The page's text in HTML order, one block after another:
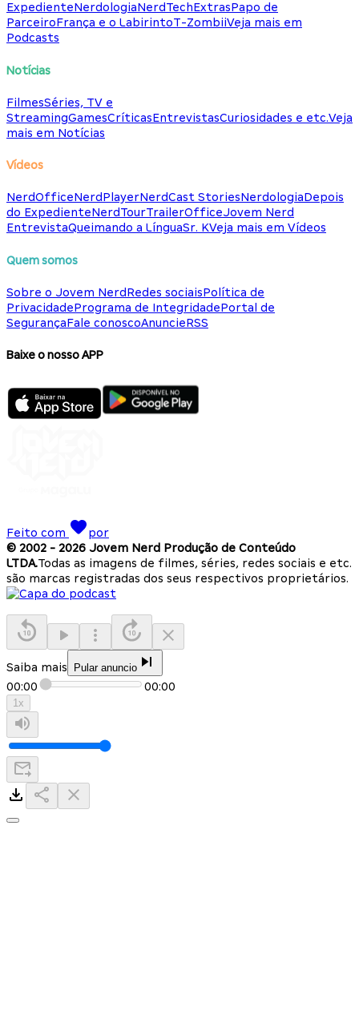
ExpedienteNerdologiaNerdTechExtrasPapo de
ParceiroFrança e o LabirintoT-ZombiiVeja mais em
Podcasts
Notícias
FilmesSéries, TV e
StreamingGamesCríticasEntrevistasCuriosidades e etc.Veja
mais em Notícias
Vídeos
NerdOfficeNerdPlayerNerdCast StoriesNerdologiaDepois
do ExpedienteNerdTourTrailerOfficeJovem Nerd
EntrevistaQueimando a LínguaSr. KVeja mais em Vídeos
Quem somos
Sobre o Jovem NerdRedes sociaisPolítica de
PrivacidadePrograma de IntegridadePortal de
SegurançaFale conoscoAnuncieRSS
Baixe o nosso APP
Feito com
por
© 2002 - 2026 Jovem Nerd Produção de Conteúdo
LTDA.Todas as imagens de filmes, séries, redes sociais e etc.
são marcas registradas dos seus respectivos proprietários.
Saiba mais Pular anuncio
00:00 00:00
1x